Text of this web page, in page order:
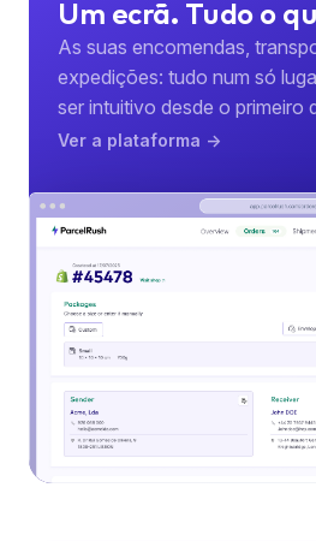
Um ecrã. Tudo o
As suas encomendas,
expedições: tudo num só
ser intuitivo desde o primeiro
Ver a plataforma →